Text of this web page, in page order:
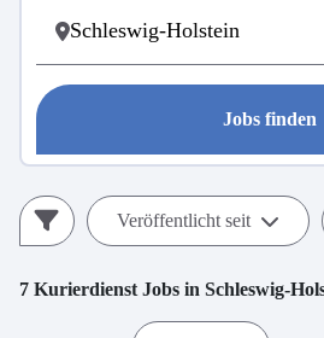
Jobs finden
Veröffentlicht seit
7 Kurierdienst Jobs in Schleswig-